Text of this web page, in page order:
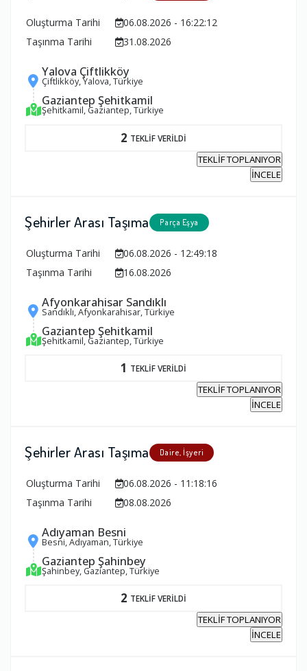
Oluşturma Tarihi
06.08.2026 - 16:22:12
Taşınma Tarihi
31.08.2026
Yalova Çiftlikköy
Çiftlikköy, Yalova, Türkiye
Gaziantep Şehitkamil
Şehitkamil, Gaziantep, Türkiye
2 TEKLİF VERİLDİ
TEKLİF TOPLANIYOR
İNCELE
Şehirler Arası Taşıma Parça Eşya
Oluşturma Tarihi
06.08.2026 - 12:49:18
Taşınma Tarihi
16.08.2026
Afyonkarahisar Sandıklı
Sandıklı, Afyonkarahisar, Türkiye
Gaziantep Şehitkamil
Şehitkamil, Gaziantep, Türkiye
1 TEKLİF VERİLDİ
TEKLİF TOPLANIYOR
İNCELE
Şehirler Arası Taşıma Daire, İşyeri
Oluşturma Tarihi
06.08.2026 - 11:18:16
Taşınma Tarihi
08.08.2026
Adıyaman Besni
Besni, Adıyaman, Türkiye
Gaziantep Şahinbey
Şahinbey, Gaziantep, Türkiye
2 TEKLİF VERİLDİ
TEKLİF TOPLANIYOR
İNCELE